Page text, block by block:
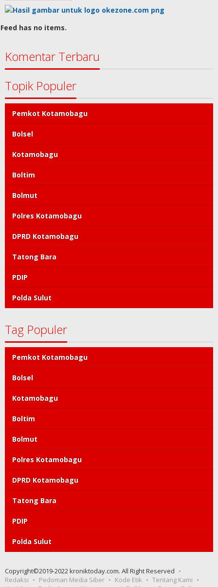
Feed has no items.
Komentar Terbaru
Topik Populer
Pemkot Kotamobagu
Bolsel
Kotamobagu
Boltim
Bolmut
Polres Kotamobagu
DPRD Kotamobagu
Tatong Bara
PDIP
Polda Sulut
Tag Populer
Pemkot Kotamobagu
Bolsel
Kotamobagu
Boltim
Bolmut
Polres Kotamobagu
DPRD Kotamobagu
Tatong Bara
PDIP
Polda Sulut
Copyright©2019-2022 kroniktoday.com. All Right Reserved
Redaksi
Pedoman Media Siber Kode Etik
Tentang Kami